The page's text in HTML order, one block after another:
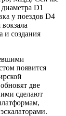
D1
у поездов D4
и создания
появится
две
сделают